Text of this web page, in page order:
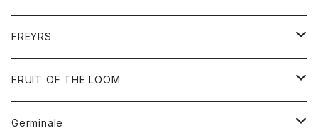
Tシャツ
靴
アクセサリー
バッグ
FREYRS
サングラス
FRUIT OF THE LOOM
アウター
Germinale